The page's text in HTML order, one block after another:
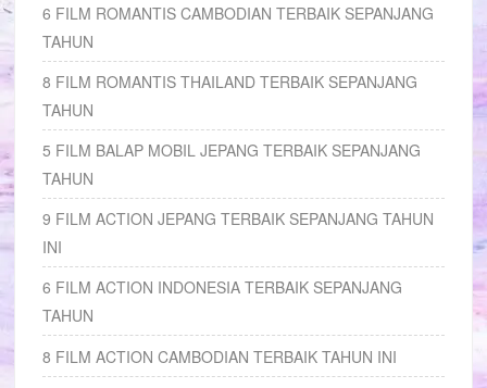
6 FILM ROMANTIS CAMBODIAN TERBAIK SEPANJANG
TAHUN
8 FILM ROMANTIS THAILAND TERBAIK SEPANJANG
TAHUN
5 FILM BALAP MOBIL JEPANG TERBAIK SEPANJANG
TAHUN
9 FILM ACTION JEPANG TERBAIK SEPANJANG TAHUN
INI
6 FILM ACTION INDONESIA TERBAIK SEPANJANG
TAHUN
8 FILM ACTION CAMBODIAN TERBAIK TAHUN INI